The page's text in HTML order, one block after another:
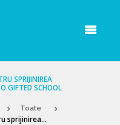
SPRIJINIREA
GIFTED SCHOOL
Toate
sprijinirea...